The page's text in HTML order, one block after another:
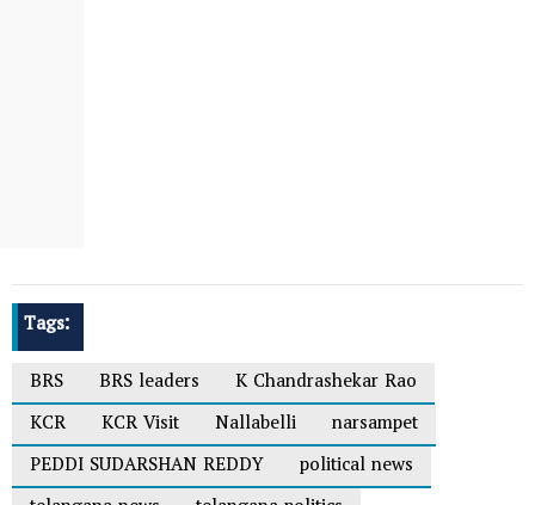
Tags:
BRS
BRS leaders
K Chandrashekar Rao
KCR
KCR Visit Nallabelli
narsampet
PEDDI SUDARSHAN REDDY
political news